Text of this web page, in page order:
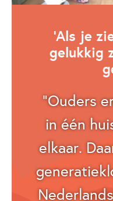
‘Als je
gelukkig
“Ouders
in één
elkaar.